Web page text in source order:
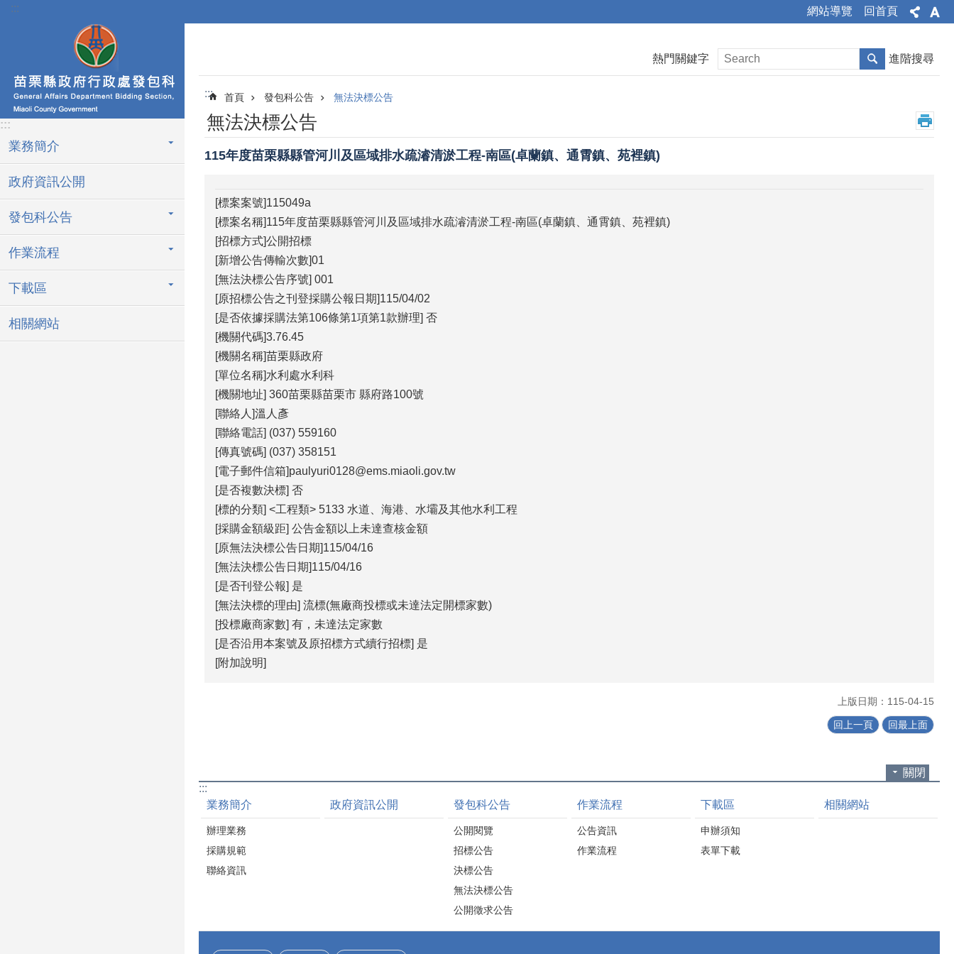
跳到主要內容區塊
::: 網站導覽 回首頁
:::
業務簡介
政府資訊公開
發包科公告
作業流程
下載區
相關網站
熱門關鍵字 進階搜尋
::: 首頁 發包科公告 無法決標公告
無法決標公告
115年度苗栗縣縣管河川及區域排水疏濬清淤工程-南區(卓蘭鎮、通霄鎮、苑裡鎮)
[標案案號]115049a
[標案名稱]115年度苗栗縣縣管河川及區域排水疏濬清淤工程-南區(卓蘭鎮、通霄鎮、苑裡鎮)
[招標方式]公開招標
[新增公告傳輸次數]01
[無法決標公告序號] 001
[原招標公告之刊登採購公報日期]115/04/02
[是否依據採購法第106條第1項第1款辦理] 否
[機關代碼]3.76.45
[機關名稱]苗栗縣政府
[單位名稱]水利處水利科
[機關地址] 360苗栗縣苗栗市 縣府路100號
[聯絡人]溫人彥
[聯絡電話] (037) 559160
[傳真號碼] (037) 358151
[電子郵件信箱]paulyuri0128@ems.miaoli.gov.tw
[是否複數決標] 否
[標的分類] <工程類> 5133 水道、海港、水壩及其他水利工程
[採購金額級距] 公告金額以上未達查核金額
[原無法決標公告日期]115/04/16
[無法決標公告日期]115/04/16
[是否刊登公報] 是
[無法決標的理由] 流標(無廠商投標或未達法定開標家數)
[投標廠商家數] 有，未達法定家數
[是否沿用本案號及原招標方式續行招標] 是
[附加說明]
上版日期：115-04-15
回上一頁 回最上面
關閉
:::
業務簡介
辦理業務
採購規範
聯絡資訊
政府資訊公開 發包科公告
公開閱覽
招標公告
決標公告
無法決標公告
公開徵求公告
作業流程
公告資訊
作業流程
下載區
申辦須知
表單下載
相關網站